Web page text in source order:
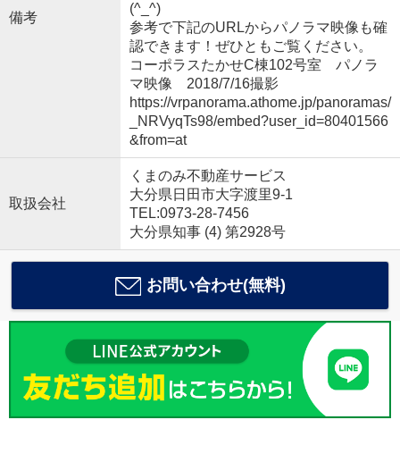
備考
(^_^)
参考で下記のURLからパノラマ映像も確
認できます！ぜひともご覧ください。
コーポラスたかせC棟102号室 パノラ
マ映像 2018/7/16撮影
https://vrpanorama.athome.jp/panoramas/
_NRVyqTs98/embed?user_id=80401566
&from=at
取扱会社
くまのみ不動産サービス
大分県日田市大字渡里9-1
TEL:0973-28-7456
大分県知事 (4) 第2928号
お問い合わせ(無料)